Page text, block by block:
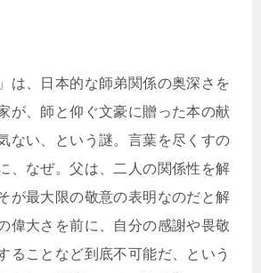
は、日本的な師弟関係の奥深さを
が、師と仰ぐ文豪に贈った本の献
ない、という謎。言葉を尽くすの
、なぜ。父は、二人の関係性を解
が最大限の敬意の表明なのだと解
偉大さを前に、自分の感謝や畏敬
ることなど到底不可能だ、という